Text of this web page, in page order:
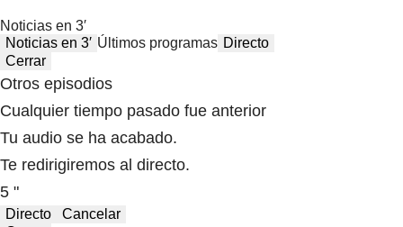
Noticias en 3′
Noticias en 3′ Últimos programas Directo
Cerrar
Otros episodios
Cualquier tiempo pasado fue anterior
Tu audio se ha acabado.
Te redirigiremos al directo.
5 "
Directo
Cancelar